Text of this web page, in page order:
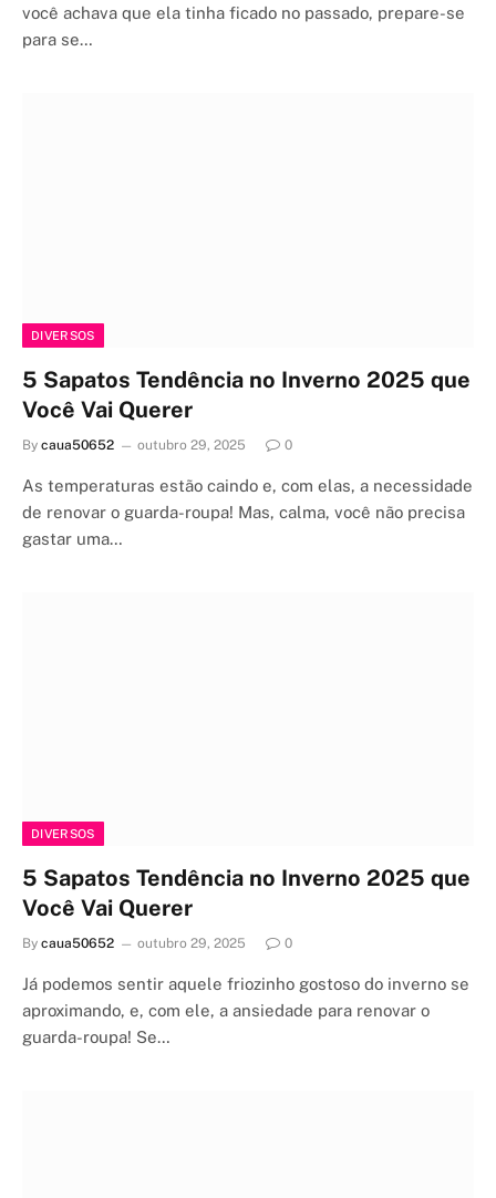
você achava que ela tinha ficado no passado, prepare-se
para se…
DIVERSOS
5 Sapatos Tendência no Inverno 2025 que
Você Vai Querer
By caua50652 outubro 29, 2025 0
As temperaturas estão caindo e, com elas, a necessidade
de renovar o guarda-roupa! Mas, calma, você não precisa
gastar uma…
DIVERSOS
5 Sapatos Tendência no Inverno 2025 que
Você Vai Querer
By caua50652 outubro 29, 2025 0
Já podemos sentir aquele friozinho gostoso do inverno se
aproximando, e, com ele, a ansiedade para renovar o
guarda-roupa! Se…